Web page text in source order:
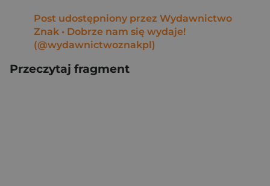
Post udostępniony przez Wydawnictwo
Znak • Dobrze nam się wydaje!
(@wydawnictwoznakpl)
Przeczytaj fragment